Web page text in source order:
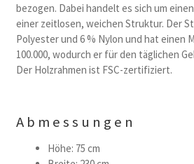
bezogen. Dabei handelt es sich um
einer zeitlosen, weichen Struktur. Der
Polyester und 6 % Nylon und hat einen
100.000, wodurch er für den täglichen
Der Holzrahmen ist FSC-zertifiziert.
Abmessungen
Höhe: 75 cm